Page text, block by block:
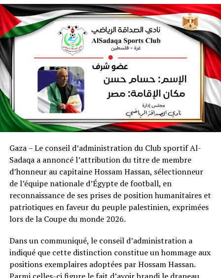
Gaza – Le conseil d’administration du Club sportif Al-
Sadaqa a annoncé l’attribution du titre de membre
d’honneur au capitaine Hossam Hassan, sélectionneur
de l’équipe nationale d’Égypte de football, en
reconnaissance de ses prises de position humanitaires et
patriotiques en faveur du peuple palestinien, exprimées
lors de la Coupe du monde 2026.
Dans un communiqué, le conseil d’administration a
indiqué que cette distinction constitue un hommage aux
positions exemplaires adoptées par Hossam Hassan.